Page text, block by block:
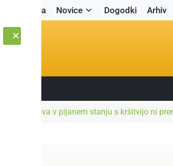
Naslovnica Novice Dogodki Arhiv
sredi dneva v pijanem stanju s kršitvijo ni